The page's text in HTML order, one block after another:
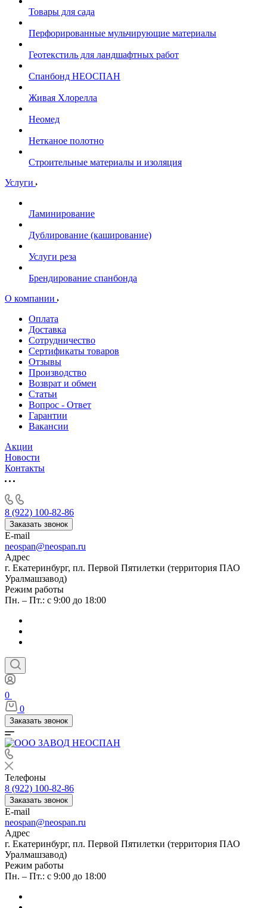
Товары для сада
Перфорированные мульчирующие материалы
Геотекстиль для ландшафтных работ
Спанбонд НЕОСПАН
Живая Хлорелла
Нeомед
Нетканое полотно
Строительные материалы и изоляция
Услуги
Ламинирование
Дублирование (каширование)
Услуги реза
Брендирование спанбонда
О компании
Оплата
Доставка
Сотрудничество
Сертификаты товаров
Отзывы
Производство
Возврат и обмен
Статьи
Вопрос - Ответ
Гарантии
Вакансии
Акции
Новости
Контакты
8 (922) 100-82-86
Заказать звонок
E-mail
neospan@neospan.ru
Адрес
г. Екатеринбург, пл. Первой Пятилетки (территория ПАО
Уралмашзавод)
Режим работы
Пн. – Пт.: с 9:00 до 18:00
0
0
Заказать звонок
Телефоны
8 (922) 100-82-86
Заказать звонок
E-mail
neospan@neospan.ru
Адрес
г. Екатеринбург, пл. Первой Пятилетки (территория ПАО
Уралмашзавод)
Режим работы
Пн. – Пт.: с 9:00 до 18:00